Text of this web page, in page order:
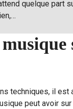
quelque part
techniques, il
peut avoir